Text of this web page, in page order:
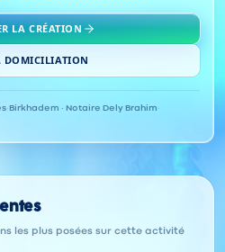
LA CRÉATION
DOMICILIATION
·Birkhadem · Notaire Dely Brahim ·
les plus posées sur cette activité